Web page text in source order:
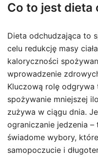
Co to jest dieta
Dieta odchudzająca to
celu redukcję masy
kaloryczności
wprowadzenie
Kluczową rolę
spożywanie mniejszej
zużywa w ciągu dnia.
ograniczanie jedzenia
świadome wybory,
samopoczucie i